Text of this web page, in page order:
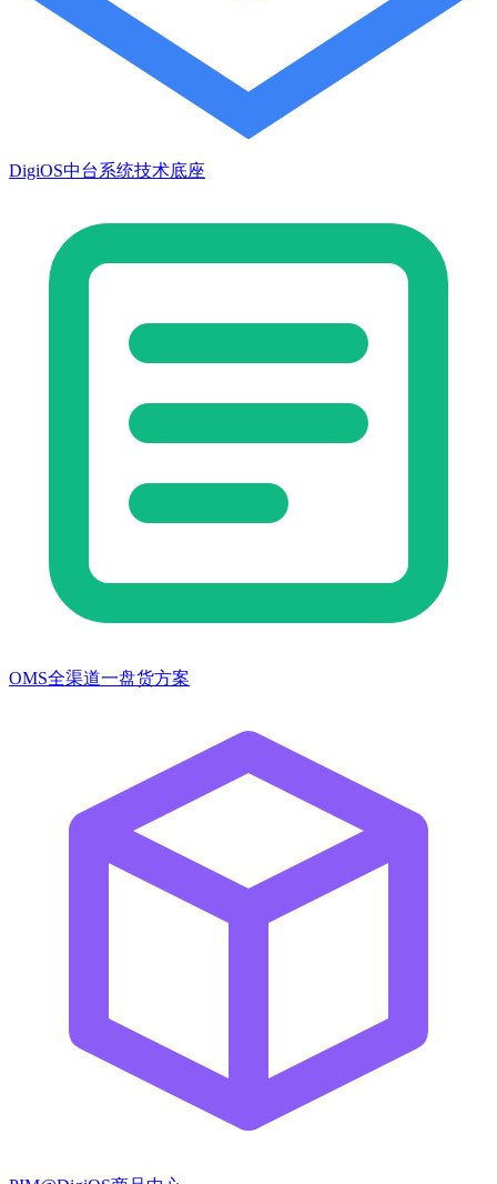
DigiOS中台系统技术底座
OMS全渠道一盘货方案